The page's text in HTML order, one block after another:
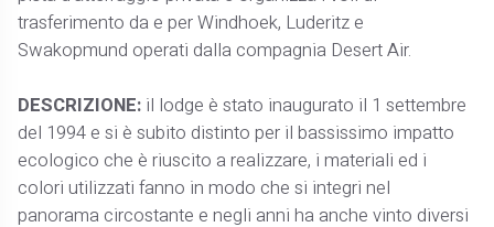
trasferimento da e per Windhoek, Luderitz e
Swakopmund operati dalla compagnia Desert Air.
DESCRIZIONE: il lodge è stato inaugurato il 1 settembre
del 1994 e si è subito distinto per il bassissimo impatto
ecologico che è riuscito a realizzare, i materiali ed i
colori utilizzati fanno in modo che si integri nel
panorama circostante e negli anni ha anche vinto diversi